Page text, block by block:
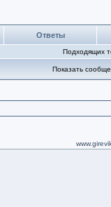
Ответы
Подходящих
Показать